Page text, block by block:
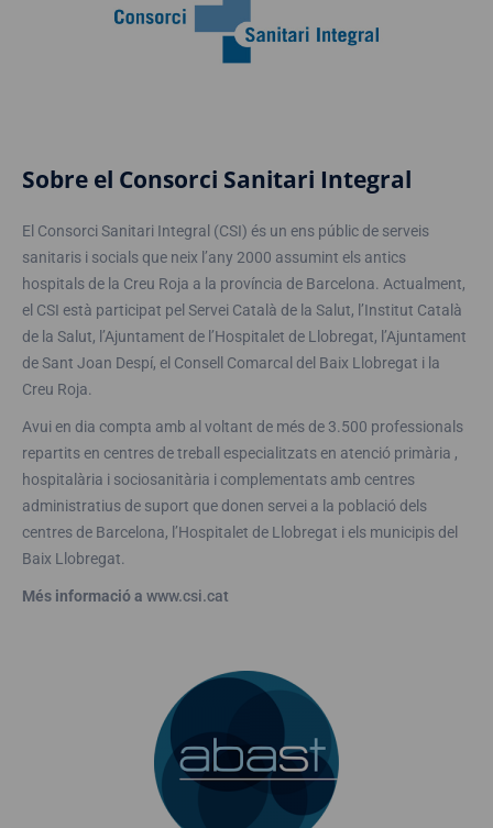
Sobre el Consorci Sanitari Integral
El Consorci Sanitari Integral (CSI) és un ens públic de serveis
sanitaris i socials que neix l’any 2000 assumint els antics
hospitals de la Creu Roja a la província de Barcelona. Actualment,
el CSI està participat pel Servei Català de la Salut, l’Institut Català
de la Salut, l’Ajuntament de l’Hospitalet de Llobregat, l’Ajuntament
de Sant Joan Despí, el Consell Comarcal del Baix Llobregat i la
Creu Roja.
Avui en dia compta amb al voltant de més de 3.500 professionals
repartits en centres de treball especialitzats en atenció primària ,
hospitalària i sociosanitària i complementats amb centres
administratius de suport que donen servei a la població dels
centres de Barcelona, l’Hospitalet de Llobregat i els municipis del
Baix Llobregat.
Més informació a www.csi.cat